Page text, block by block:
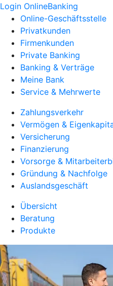
Login OnlineBanking
Online-Geschäftsstelle
Privatkunden
Firmenkunden
Private Banking
Banking & Verträge
Meine Bank
Service & Mehrwerte
Zahlungsverkehr
Vermögen &
Versicherung
Finanzierung
Vorsorge &
Gründung & Nachfolge
Auslandsgeschäft
Übersicht
Beratung
Produkte